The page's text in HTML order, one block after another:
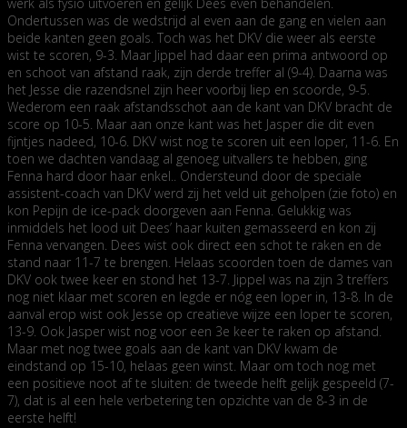
Ondertussen was de wedstrijd al even aan de gang en vielen aan
beide kanten geen goals. Toch was het DKV die weer als eerste
wist te scoren, 9-3. Maar Jippel had daar een prima antwoord op
en schoot van afstand raak, zijn derde treffer al (9-4). Daarna was
het Jesse die razendsnel zijn heer voorbij liep en scoorde, 9-5.
Wederom een raak afstandsschot aan de kant van DKV bracht de
score op 10-5. Maar aan onze kant was het Jasper die dit even
fijntjes nadeed, 10-6. DKV wist nog te scoren uit een loper, 11-6. En
toen we dachten vandaag al genoeg uitvallers te hebben, ging
Fenna hard door haar enkel.. Ondersteund door de speciale
assistent-coach van DKV werd zij het veld uit geholpen (zie foto) en
kon Pepijn de ice-pack doorgeven aan Fenna. Gelukkig was
inmiddels het lood uit Dees’ haar kuiten gemasseerd en kon zij
Fenna vervangen. Dees wist ook direct een schot te raken en de
stand naar 11-7 te brengen. Helaas scoorden toen de dames van
DKV ook twee keer en stond het 13-7. Jippel was na zijn 3 treffers
nog niet klaar met scoren en legde er nóg een loper in, 13-8. In de
aanval erop wist ook Jesse op creatieve wijze een loper te scoren,
13-9. Ook Jasper wist nog voor een 3e keer te raken op afstand.
Maar met nog twee goals aan de kant van DKV kwam de
eindstand op 15-10, helaas geen winst. Maar om toch nog met
een positieve noot af te sluiten: de tweede helft gelijk gespeeld (7-
7), dat is al een hele verbetering ten opzichte van de 8-3 in de
eerste helft!